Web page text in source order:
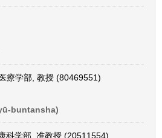
療学部, 教授 (80469551)
buntansha)
科学部, 准教授 (20511554)